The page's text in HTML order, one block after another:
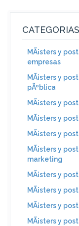
CATEGORIAS
MÃ¡sters y
empresas
MÃ¡sters y
pÃºblica
MÃ¡sters y
MÃ¡sters y
MÃ¡sters y
MÃ¡sters y
marketing
MÃ¡sters y
MÃ¡sters y
MÃ¡sters y
MÃ¡sters y